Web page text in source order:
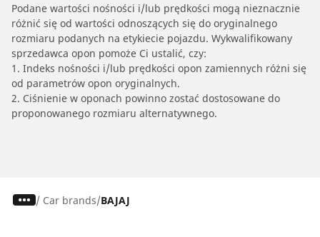
Podane wartości nośności i/lub prędkości mogą nieznacznie
różnić się od wartości odnoszących się do oryginalnego
rozmiaru podanych na etykiecie pojazdu. Wykwalifikowany
sprzedawca opon pomoże Ci ustalić, czy:
1. Indeks nośności i/lub prędkości opon zamiennych różni się
od parametrów opon oryginalnych.
2. Ciśnienie w oponach powinno zostać dostosowane do
proponowanego rozmiaru alternatywnego.
/ Car brands BAJAJ